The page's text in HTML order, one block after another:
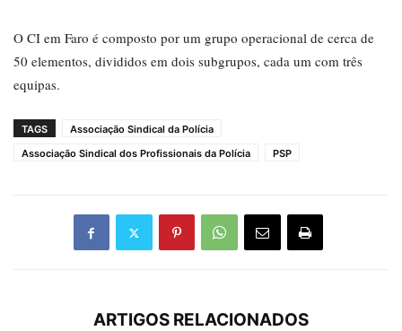
O CI em Faro é composto por um grupo operacional de cerca de
50 elementos, divididos em dois subgrupos, cada um com três
equipas.
TAGS
Associação Sindical da Polícia
Associação Sindical dos Profissionais da Polícia
PSP
ARTIGOS RELACIONADOS